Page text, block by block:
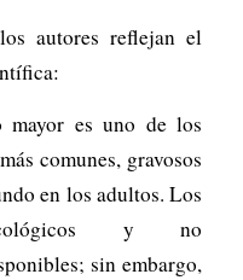
autores reflejan el
mayor es uno de los
comunes, gravosos
en los adultos. Los
y no
sin embargo,